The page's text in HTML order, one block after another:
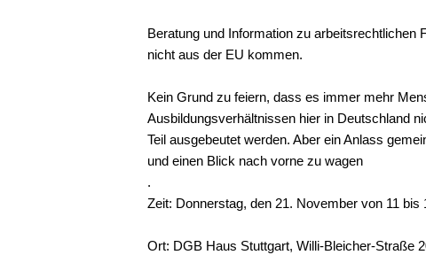
Beratung und Information zu arbeitsrechtlichen
nicht aus der EU kommen.
Kein Grund zu feiern, dass es immer mehr
Ausbildungsverhältnissen hier in Deutschland
Teil ausgebeutet werden. Aber ein Anlass
und einen Blick nach vorne zu wagen
.
Zeit: Donnerstag, den 21. November von 11 bis
Ort: DGB Haus Stuttgart, Willi-Bleicher-Straße